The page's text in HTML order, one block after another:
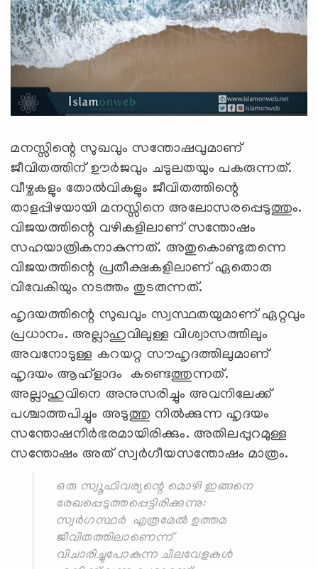
മനസ്സിന്റെ സുഖവും സന്തോഷവുമാണ്
ജീവിതത്തിന് ഊര്‍ജവും ചടുലതയും പകരുന്നത്.
വീഴ്ചകളും തോല്‍വികളും ജീവിതത്തിന്റെ
താളപ്പിഴയായി മനസ്സിനെ അലോസരപ്പെടുത്തും.
വിജയത്തിന്റെ വഴികളിലാണ്‌ സന്തോഷം
സഹയാത്രികനാകുന്നത്. അതുകൊണ്ടുതന്നെ
വിജയത്തിന്റെ പ്രതീക്ഷകളിലാണ് ഏതൊരു
വിവേകിയും നടത്തം തുടരുന്നത്.
ഹൃദയത്തിന്റെ സുഖവും സ്വസ്ഥതയുമാണ് ഏറ്റവും
പ്രധാനം. അല്ലാഹുവിലുള്ള വിശ്വാസത്തിലും
അവനോടുള്ള കറയറ്റ സൗഹൃദത്തിലുമാണ്
ഹൃദയം ആഹ്ളാദം കണ്ടെത്തുന്നത്.
അല്ലാഹുവിനെ അനുസരിച്ചും അവനിലേക്ക്
പശ്ചാത്തപിച്ചും അടുത്തു നില്‍ക്കുന്ന ഹൃദയം
സന്തോഷനിര്‍ഭരമായിരിക്കും. അതിലപ്പുറമുള്ള
സന്തോഷം അത്‌ സ്വര്‍ഗീയസന്തോഷം മാത്രം.
ഒരു സ്വൂഫിവര്യന്റെ മൊഴി ഇങ്ങനെ
രേഖപ്പെടുത്തപ്പെട്ടിരിക്കുന്നു:
സ്വര്‍ഗസ്ഥര്‍ എത്രമേല്‍ ഉത്തമ
ജീവിതത്തിലാണെന്ന്
‌വിചാരിച്ചുപോകുന്ന ചിലവേളകള്‍